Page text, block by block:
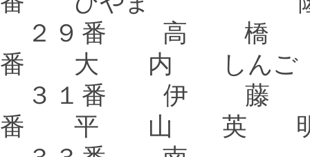
２９番 高
番 大 内 しんご
３１番 伊
番 平 山 英